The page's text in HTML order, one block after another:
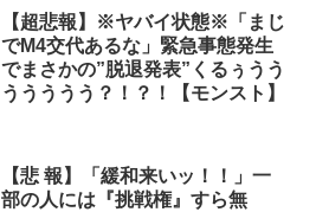
【超悲報】※ヤバイ状態※「まじ
でM4交代あるな」緊急事態発生
でまさかの”脱退発表”くるぅうう
ううううう？！？！【モンスト】
【悲 報】「緩和来いッ！！」一
部の人には『挑戦権』すら無